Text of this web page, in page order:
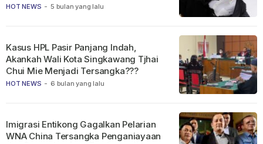
HOT NEWS - 5 bulan yang lalu
HOT NEWS - 6 bulan yang lalu
Kasus HPL Pasir Panjang Indah,
Akankah Wali Kota Singkawang Tjhai
Chui Mie Menjadi Tersangka???
Imigrasi Entikong Gagalkan Pelarian
WNA China Tersangka Penganiayaan